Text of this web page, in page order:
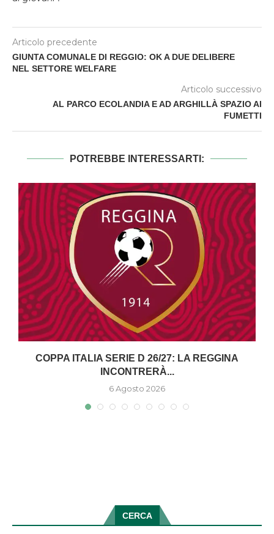
Articolo precedente
GIUNTA COMUNALE DI REGGIO: OK A DUE DELIBERE
NEL SETTORE WELFARE
Articolo successivo
AL PARCO ECOLANDIA E AD ARGHILLÀ SPAZIO AI
FUMETTI
POTREBBE INTERESSARTI:
COPPA ITALIA SERIE D 26/27: LA REGGINA
INCONTRERÀ...
6 Agosto 2026
CERCA